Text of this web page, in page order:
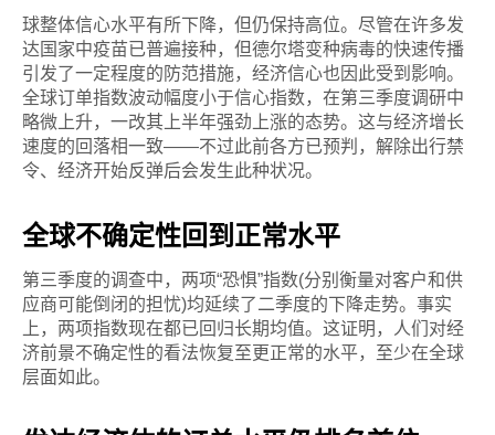
球整体信心水平有所下降，但仍保持高位。尽管在许多发
达国家中疫苗已普遍接种，但德尔塔变种病毒的快速传播
引发了一定程度的防范措施，经济信心也因此受到影响。
全球订单指数波动幅度小于信心指数，在第三季度调研中
略微上升，一改其上半年强劲上涨的态势。这与经济增长
速度的回落相一致——不过此前各方已预判，解除出行禁
令、经济开始反弹后会发生此种状况。
全球不确定性回到正常水平
第三季度的调查中，两项“恐惧”指数(分别衡量对客户和供
应商可能倒闭的担忧)均延续了二季度的下降走势。事实
上，两项指数现在都已回归长期均值。这证明，人们对经
济前景不确定性的看法恢复至更正常的水平，至少在全球
层面如此。